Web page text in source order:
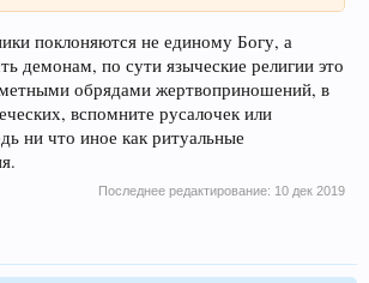
поклоняются не единому Богу, а
демонам, по сути языческие религии это
обрядами жертвоприношений, в
вспомните русалочек или
ни что иное как ритуальные
Последнее редактирование: 10 дек 2019